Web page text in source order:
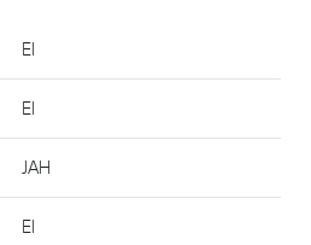
EI
EI
JAH
EI